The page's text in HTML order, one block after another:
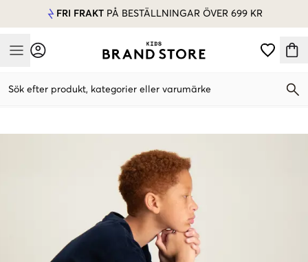
FRI FRAKT PÅ BESTÄLLNINGAR ÖVER 699 KR
Mobile Menu
Sök efter produkt, kategorier eller varumärke